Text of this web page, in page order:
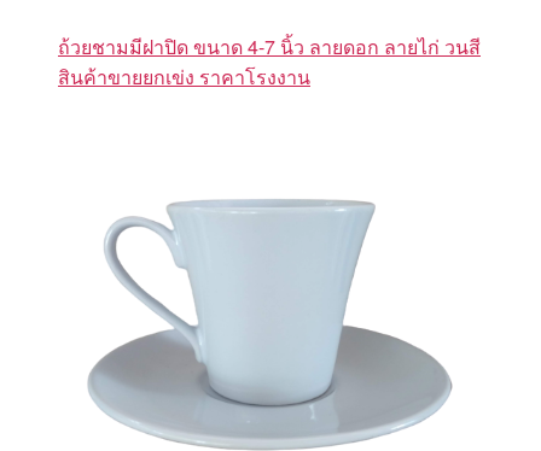
ถ้วยชามมีฝาปิด ขนาด 4-7 นิ้ว ลายดอก ลายไก่ วนสี
สินค้าขายยกเข่ง ราคาโรงงาน